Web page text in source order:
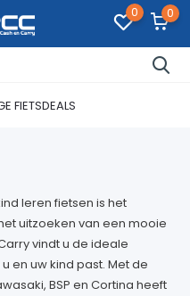
0 0
FIETSDEALS
leren fietsen is het
uitzoeken van een mooie
vindt u de ideale
en uw kind past. Met de
BSP en Cortina heeft